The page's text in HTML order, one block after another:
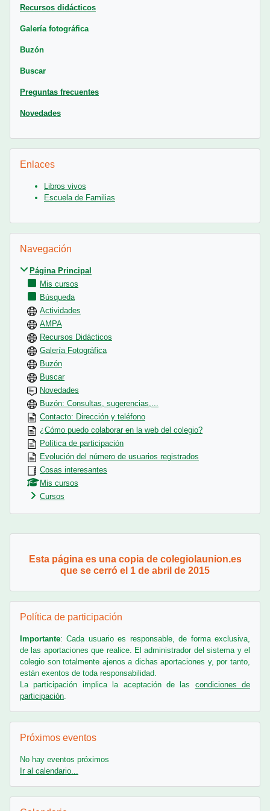
Recursos didácticos
Galería fotográfica
Buzón
Buscar
Preguntas frecuentes
Novedades
Enlaces
Libros vivos
Escuela de Familias
Navegación
Página Principal
Mis cursos
Búsqueda
Actividades
AMPA
Recursos Didácticos
Galería Fotográfica
Buzón
Buscar
Novedades
Buzón: Consultas, sugerencias,...
Contacto: Dirección y teléfono
¿Cómo puedo colaborar en la web del colegio?
Política de participación
Evolución del número de usuarios registrados
Cosas interesantes
Mis cursos
Cursos
Esta página es una copia de colegiolaunion.es
que se cerró el 1 de abril de 2015
Política de participación
Importante: Cada usuario es responsable, de forma exclusiva,
de las aportaciones que realice. El administrador del sistema y el
colegio son totalmente ajenos a dichas aportaciones y, por tanto,
están exentos de toda responsabilidad.
La participación implica la aceptación de las condiciones de
participación
Próximos eventos
No hay eventos próximos
Ir al calendario...